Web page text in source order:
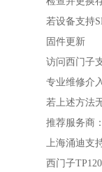
若设备支持
固件更新‌
访问西门子
专业维修介
若上述方法
推荐服务商
上海涌迪支
西门子